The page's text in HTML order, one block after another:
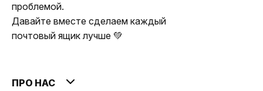
проблемой.
Давайте вместе сделаем каждый
почтовый ящик лучше 💚
ПРО НАС